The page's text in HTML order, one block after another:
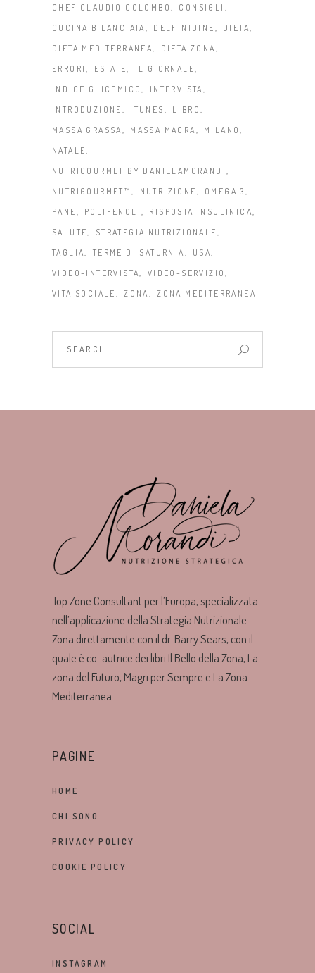
CHEF CLAUDIO COLOMBO
CONSIGLI
CUCINA BILANCIATA
DELFINIDINE
DIETA
DIETA MEDITERRANEA
DIETA ZONA
ERRORI
ESTATE
IL GIORNALE
INDICE GLICEMICO
INTERVISTA
INTRODUZIONE
ITUNES
LIBRO
MASSA GRASSA
MASSA MAGRA
MILANO
NATALE
NUTRIGOURMET BY DANIELAMORANDI
NUTRIGOURMET™
NUTRIZIONE
OMEGA 3
PANE
POLIFENOLI
RISPOSTA INSULINICA
SALUTE
STRATEGIA NUTRIZIONALE
TAGLIA
TERME DI SATURNIA
USA
VIDEO-INTERVISTA
VIDEO-SERVIZIO
VITA SOCIALE
ZONA ZONA MEDITERRANEA
Top Zone Consultant per l’Europa, specializzata
nell’applicazione della Strategia Nutrizionale
Zona direttamente con il dr. Barry Sears, con il
quale è co-autrice dei libri Il Bello della Zona, La
zona del Futuro, Magri per Sempre e La Zona
Mediterranea.
PAGINE
HOME
CHI SONO
PRIVACY POLICY
COOKIE POLICY
SOCIAL
INSTAGRAM